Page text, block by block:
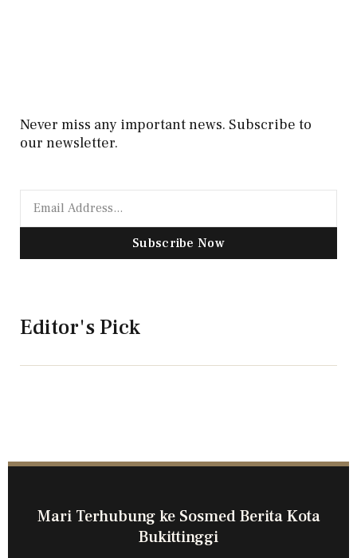
Never miss any important news. Subscribe to
our newsletter.
Subscribe Now
Editor's Pick
Mari Terhubung ke Sosmed Berita Kota
Bukittinggi